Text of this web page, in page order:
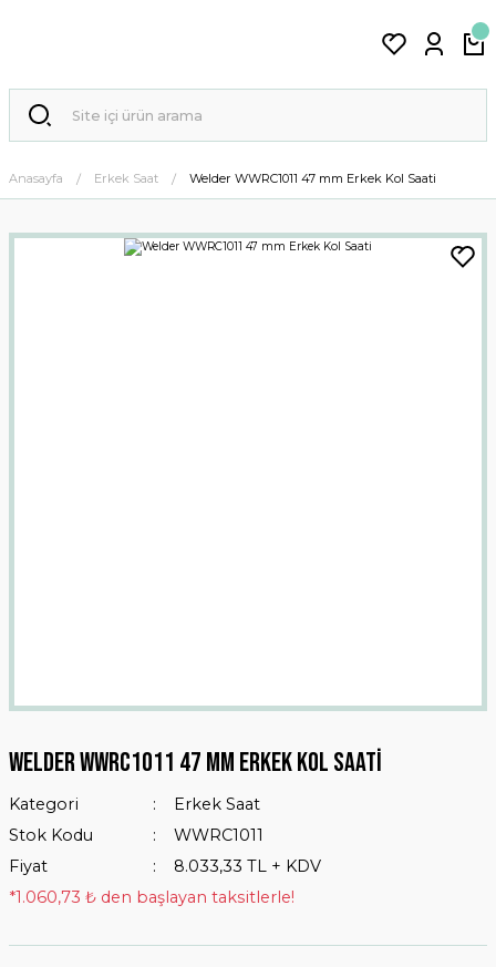
Anasayfa Erkek Saat Welder WWRC1011 47 mm Erkek Kol Saati
Welder WWRC1011 47 mm Erkek Kol Saati
Kategori
Erkek Saat
Stok Kodu
WWRC1011
Fiyat
8.033,33 TL + KDV
*1.060,73 ₺ den başlayan taksitlerle!